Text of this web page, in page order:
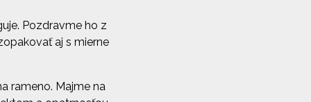
Pozdravme ho z
aj s mierne
rameno. Majme na